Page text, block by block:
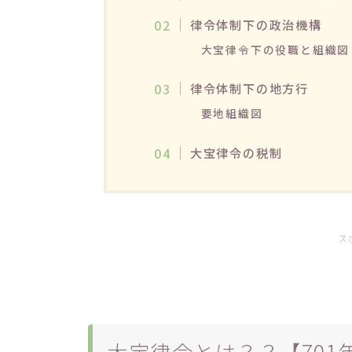
律令体制下の政治機構
大宝律令下の役職と組織図
律令体制下の地方行
要地組織図
大宝律令の税制
ス